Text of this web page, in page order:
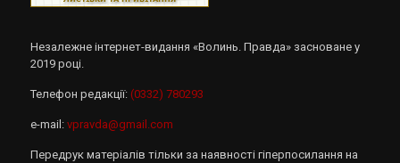
Незалежне інтернет-видання «Волинь. Правда» засноване у
2019 році.
Телефон редакції: (0332) 780293
e-mail: vpravda@gmail.com
Передрук матеріалів тільки за наявності гіперпосилання на